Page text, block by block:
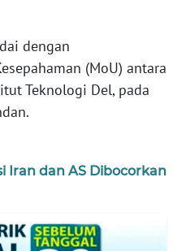
dengan
(MoU) antara
Teknologi Del, pada
Iran dan AS Dibocorkan